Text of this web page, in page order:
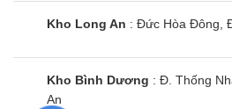
Kho Long An : Đức Hòa Đông,
Kho Bình Dương : Đ. Thống
An